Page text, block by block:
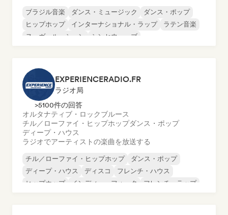
ブラジル音楽 ダンス・ミュージック
ダンス・ポップ
ヒップホップ
インターナショナル・ラップ
ラテン音楽
ヌーヴェル・シーン
シンセウェーブ
EXPERIENCERADIO.FR
ラジオ局
>5100件の回答
オルタナティブ・ロックブルース
チル／ローファイ・ヒップホップダンス・ポップ
ディープ・ハウス
ラジオでアーティストの楽曲を放送する
チル／ローファイ・ヒップホップ
ダンス・ポップ
ディープ・ハウス
ディスコ
フレンチ・ハウス
ヒップホップ
インディー・フォーク フレンチ・ラップ